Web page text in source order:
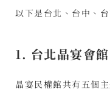
以下是台北、台中、
1. 台北晶宴會館
晶宴民權館共有五個